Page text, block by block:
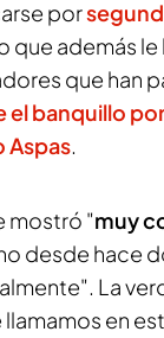
por
que además
que han
el banquillo
Aspas.
mostró "muy
desde hace
La
llamamos en